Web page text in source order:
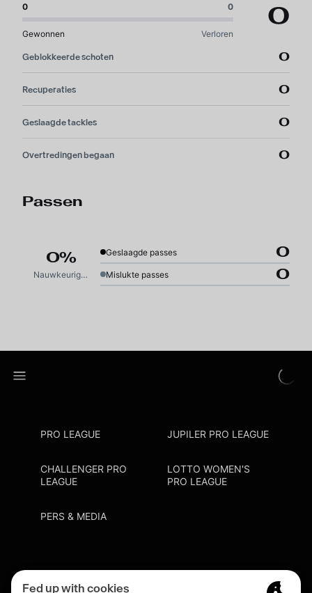
0 0
Gewonnen Verloren
0
Geblokkeerde schoten 0
Recuperaties 0
Geslaagde tackles 0
Overtredingen begaan 0
Passen
0%
Nauwkeurigheid
Geslaagde passes 0
Mislukte passes 0
PRO LEAGUE JUPILER PRO LEAGUE
CHALLENGER PRO
LEAGUE
LOTTO WOMEN'S
PRO LEAGUE
PERS & MEDIA